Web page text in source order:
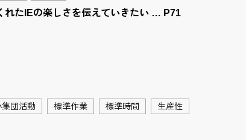
れたIEの楽しさを伝えていきたい … P71
集団活動 標準作業 標準時間 生産性